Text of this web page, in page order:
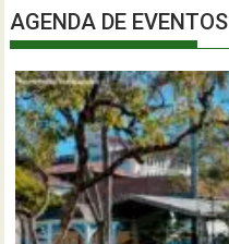
AGENDA DE EVENTOS